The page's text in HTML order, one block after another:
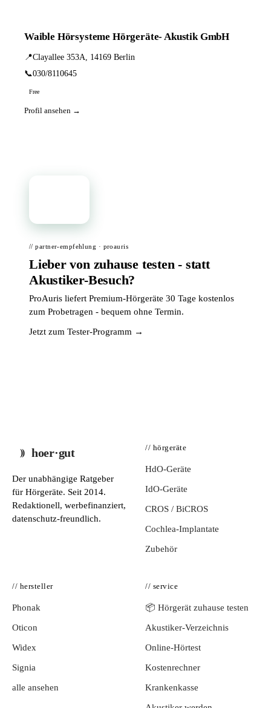
Waible Hörsysteme Hörgeräte- Akustik GmbH
📍Clayallee 353A, 14169 Berlin
📞030/8110645
Free
Profil ansehen →
// partner-empfehlung · proauris
Lieber von zuhause testen - statt
Akustiker-Besuch?
ProAuris liefert Premium-Hörgeräte 30 Tage kostenlos
zum Probetragen - bequem ohne Termin.
Jetzt zum Tester-Programm →
hoer·gut
Der unabhängige Ratgeber
für Hörgeräte. Seit 2014.
Redaktionell, werbefinanziert,
datenschutz-freundlich.
// hörgeräte
HdO-Geräte
IdO-Geräte
CROS / BiCROS
Cochlea-Implantate
Zubehör
// hersteller
Phonak
Oticon
Widex
Signia
alle ansehen
// service
📦 Hörgerät zuhause testen
Akustiker-Verzeichnis
Online-Hörtest
Kostenrechner
Krankenkasse